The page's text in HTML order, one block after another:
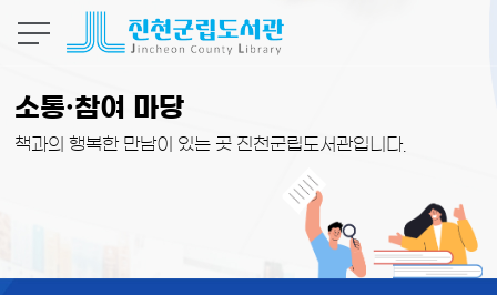
소통·참여 마당
책과의 행복한 만남이 있는 곳 진천군립도서관입니다.